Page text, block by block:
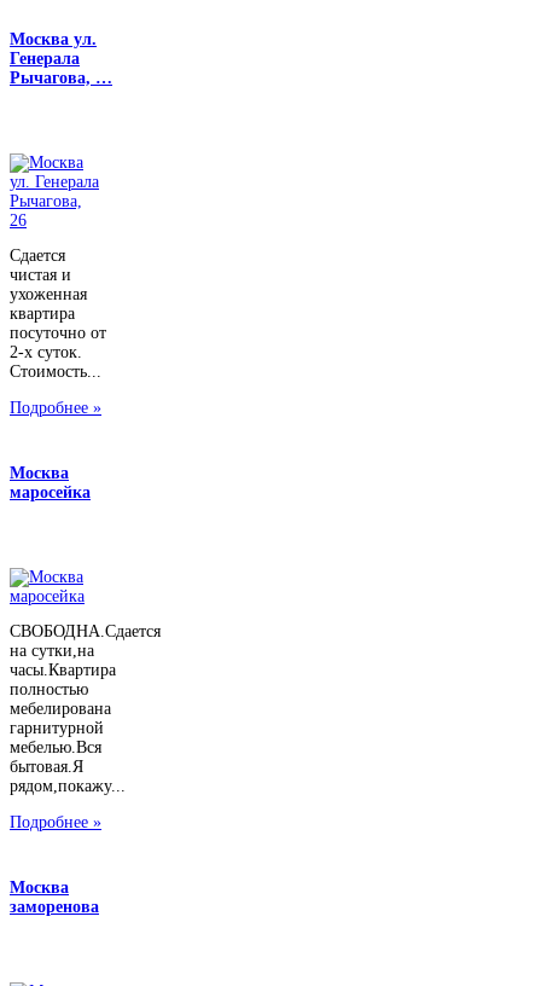
Москва ул.
Генерала
Рычагова, …
Сдается
чистая и
ухоженная
квартира
посуточно от
2-х суток.
Стоимость...
Подробнее »
Москва
маросейка
СВОБОДНА.Сдается
на сутки,на
часы.Квартира
полностью
мебелирована
гарнитурной
мебелью.Вся
бытовая.Я
рядом,покажу...
Подробнее »
Москва
заморенова